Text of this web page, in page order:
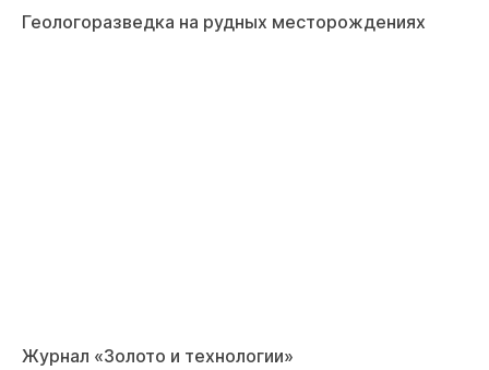
Геологоразведка на рудных месторождениях
Журнал «Золото и технологии»